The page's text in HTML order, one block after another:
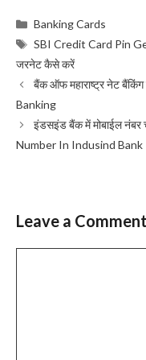
Categories
Banking Cards
Tags
SBI Credit Card Pin
जरनेट कैसे करें
बैंक ऑफ महाराष्ट्र नेट
Banking
इंडसइंड बैंक में मोबाईल
Number In Indusind Bank
Leave a Comment